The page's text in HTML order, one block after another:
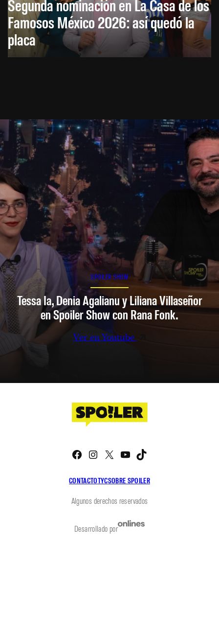
Segunda nominación en La Casa de los
Famosos México 2026: así quedó la
placa
SPOILER SHOW
Tessa Ia, Denia Agalianu y Liliana Villaseñor
en Spoiler Show con Rana Fonk.
Ver en Youtube
CONTACTOTYCSOBRE SPOILER
Facebook
Instagram
X YouTube
Algunos derechos reservados
Desarrollado por